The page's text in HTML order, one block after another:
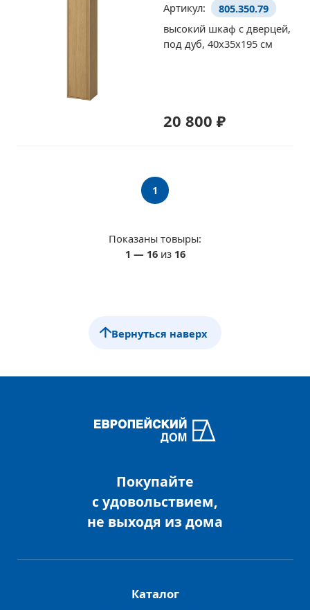
Артикул:
805.350.79
высокий шкаф с дверцей,
под дуб, 40x35x195 см
20 800 ₽
Показаны товыры:
1 — 16из 16
1
Вернуться наверх
Покупайте
с удовольствием,
не выходя из дома
Каталог